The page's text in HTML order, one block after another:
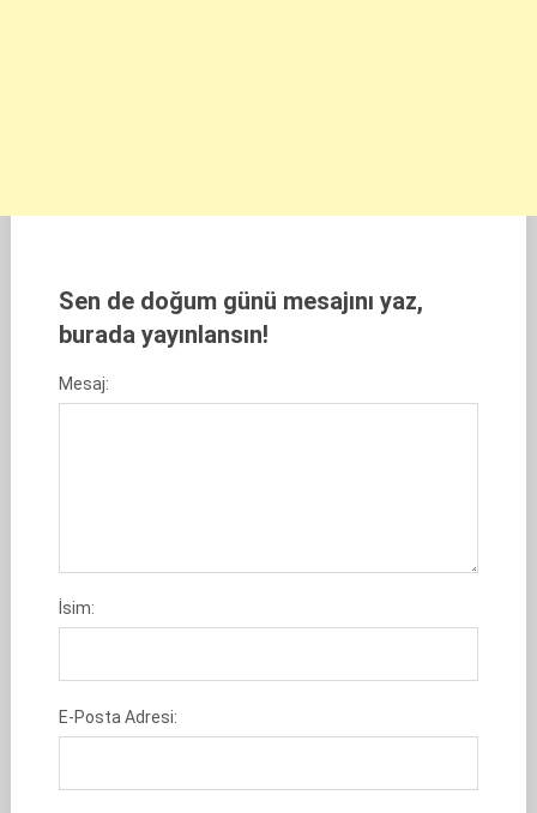
Sen de doğum günü mesajını yaz,
burada yayınlansın!
Mesaj:
İsim:
E-Posta Adresi: